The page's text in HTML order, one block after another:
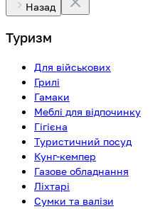
Назад
Туризм
Для військових
Грилі
Гамаки
Меблі для відпочинку
Гігієна
Туристичний посуд
Кунг-кемпер
Газове обладнання
Ліхтарі
Сумки та валізи